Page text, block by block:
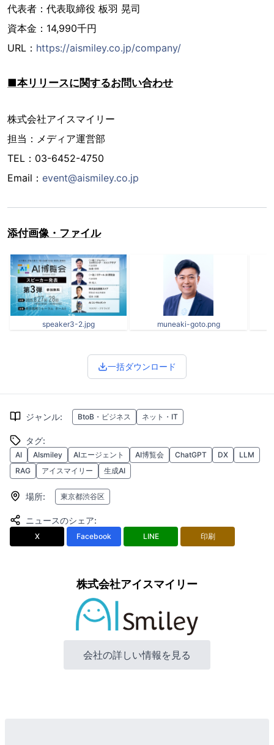
代表者：代表取締役 板羽 晃司
資本金：14,990千円
URL： https://aismiley.co.jp/company/
■本リリースに関するお問い合わせ
株式会社アイスマイリー
担当：メディア運営部
TEL：03-6452-4750
Email： event@aismiley.co.jp
添付画像・ファイル
speaker3-2.jpg muneaki-goto.png
一括ダウンロード
ジャンル: BtoB・ビジネス ネット・IT
タグ:
AI AIsmiley AIエージェント AI博覧会 ChatGPT DX
LLM
RAG
アイスマイリー 生成AI
場所: 東京都渋谷区
ニュースのシェア:
X Facebook LINE 印刷
株式会社アイスマイリー
会社の詳しい情報を見る